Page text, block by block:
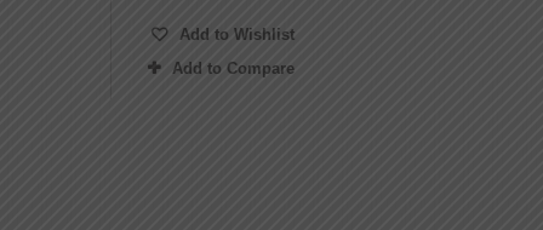
Add to Wishlist
Add to Compare